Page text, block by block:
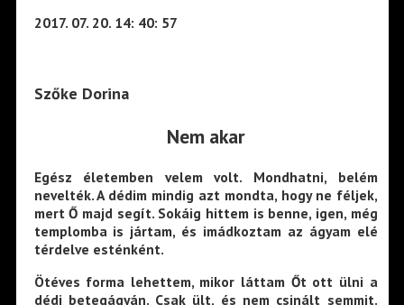
2017. 07. 20. 14: 40: 57
Szőke Dorina
Nem akar
Egész életemben velem volt. Mondhatni, belém
nevelték. A dédim mindig azt mondta, hogy ne féljek,
mert Ő majd segít. Sokáig hittem is benne, igen, még
templomba is jártam, és imádkoztam az ágyam elé
térdelve esténként.
Ötéves forma lehettem, mikor láttam Őt ott ülni a
dédi betegágyán. Csak ült, és nem csinált semmit.